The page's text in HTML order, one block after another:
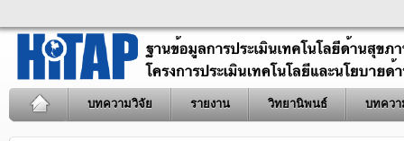
บทความวิจัย รายงาน วิทยานิพนธ์ บทควา